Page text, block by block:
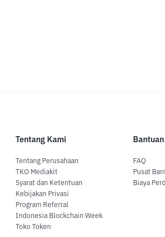
Tentang Kami
Tentang Perusahaan
TKO Mediakit
Syarat dan Ketentuan
Kebijakan Privasi
Program Referral
Indonesia Blockchain Week
Toko Token
Bantuan
FAQ
Pusat
Biaya